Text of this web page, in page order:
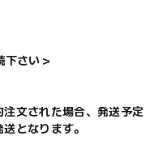
下さい＞
注文された場合、発送予定
となります。